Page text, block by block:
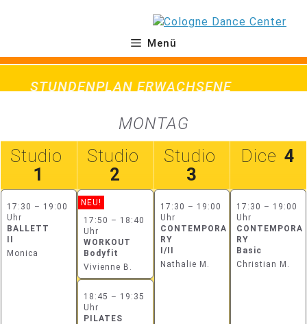
Menü
STUNDENPLAN ERWACHSENE
MONTAG
Studio
1
17:30 – 19:00
Uhr
BALLETT
II
Monica
Studio
2
NEU!
17:50 – 18:40
Uhr
WORKOUT
Bodyfit
Vivienne B.
18:45 – 19:35
Uhr
PILATES
Studio
3
17:30 – 19:00
Uhr
CONTEMPORA
RY
I/II
Nathalie M.
Dice 4
17:30 – 19:00
Uhr
CONTEMPORA
RY
Basic
Christian M.